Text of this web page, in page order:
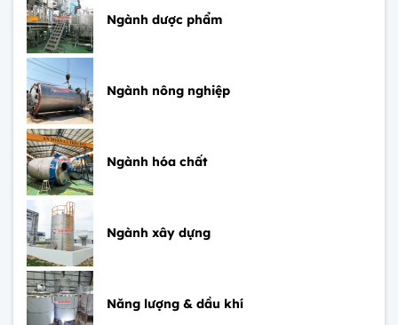
Ngành dược phẩm
Ngành nông nghiệp
Ngành hóa chất
Ngành xây dựng
Năng lượng & dầu khí